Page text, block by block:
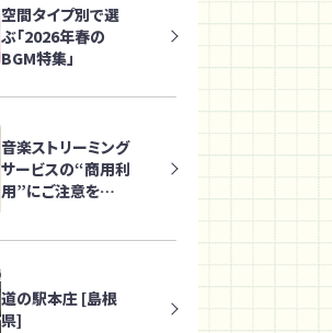
空間タイプ別で選
ぶ「2026年春の
BGM特集」
音楽ストリーミング
サービスの“商用利
用”にご注意を
道の駅本庄 [島根
県]